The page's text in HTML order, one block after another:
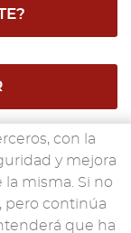
con la
y mejora
la misma. Si no
pero continúa
que ha